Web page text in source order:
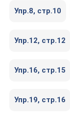
Упр.8, cтр.10
Упр.12, cтр.12
Упр.16, cтр.15
Упр.19, cтр.16